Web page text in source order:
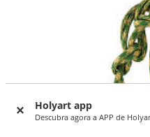
Holyart app
Descubra agora a APP de